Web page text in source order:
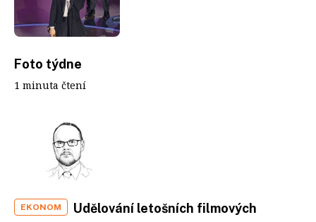
Foto týdne
1 minuta čtení
EKONOM
Udělování letošních filmových